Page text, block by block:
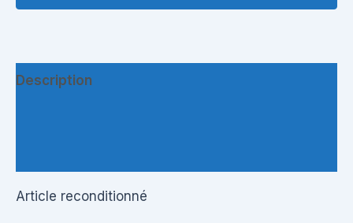
Description
Article reconditionné